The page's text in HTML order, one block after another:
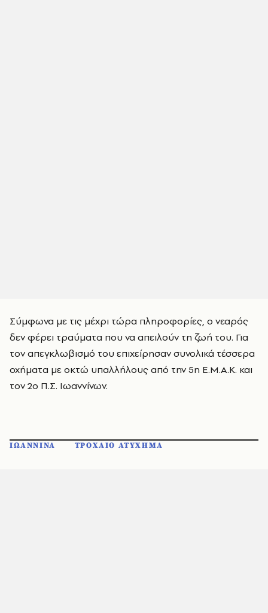
Σύμφωνα με τις μέχρι τώρα πληροφορίες, ο νεαρός
δεν φέρει τραύματα που να απειλούν τη ζωή του. Για
τον απεγκλωβισμό του επιχείρησαν συνολικά τέσσερα
οχήματα με οκτώ υπαλλήλους από την 5η Ε.Μ.Α.Κ. και
τον 2ο Π.Σ. Ιωαννίνων.
ΙΩΑΝΝΙΝΑ ΤΡΟΧΑΙΟ ΑΤΥΧΗΜΑ